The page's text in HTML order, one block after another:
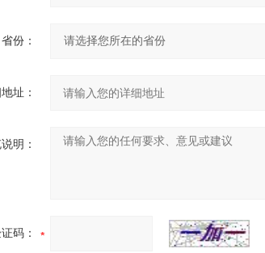
省份：
址：
明：
码：